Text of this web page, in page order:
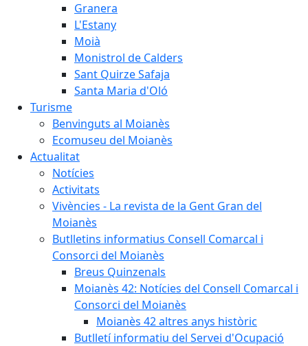
Granera
L'Estany
Moià
Monistrol de Calders
Sant Quirze Safaja
Santa Maria d'Oló
Turisme
Benvinguts al Moianès
Ecomuseu del Moianès
Actualitat
Notícies
Activitats
Vivències - La revista de la Gent Gran del
Moianès
Butlletins informatius Consell Comarcal i
Consorci del Moianès
Breus Quinzenals
Moianès 42: Notícies del Consell Comarcal i
Consorci del Moianès
Moianès 42 altres anys històric
Butlletí informatiu del Servei d'Ocupació